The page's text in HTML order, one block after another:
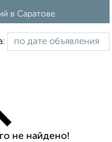
в Саратове
не найдено!